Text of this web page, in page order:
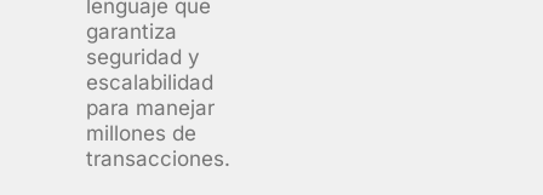
lenguaje que
garantiza
seguridad y
escalabilidad
para manejar
millones de
transacciones.